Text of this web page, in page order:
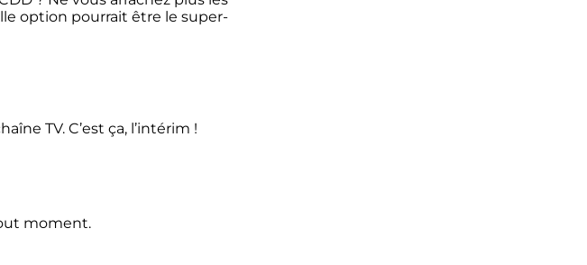
option pourrait être le super-
TV. C’est ça, l’intérim !
moment.